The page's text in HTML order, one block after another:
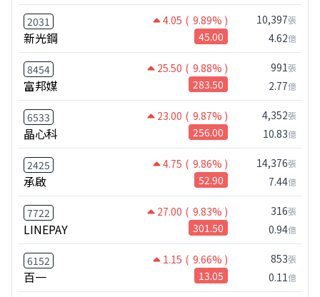
2031 4.05 ( 9.89% )
新光鋼 45.00
10,397張
4.62億
8454 25.50 ( 9.88% )
富邦媒 283.50
991張
2.77億
6533 23.00 ( 9.87% )
晶心科 256.00
4,352張
10.83億
2425 4.75 ( 9.86% )
承啟 52.90
14,376張
7.44億
7722 27.00 ( 9.83% )
LINEPAY 301.50
316張
0.94億
6152 1.15 ( 9.66% )
百一 13.05
853張
0.11億